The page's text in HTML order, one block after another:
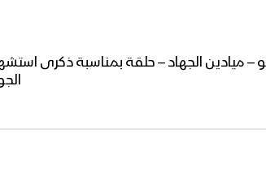
زامل
عيسى
– ميادين الجهاد – حلقة بمناسبة ذكرى